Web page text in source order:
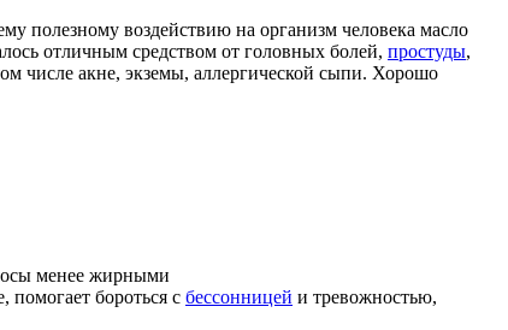
полезному воздействию на организм человека масло
отличным средством от головных болей, простуды,
числе акне, экземы, аллергической сыпи. Хорошо
менее жирными
бороться с бессонницей и тревожностью,